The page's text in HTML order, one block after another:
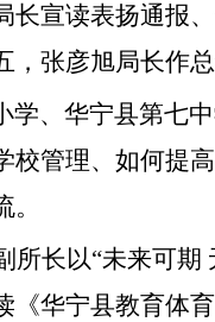
长宣读表扬通报
张彦旭局长作总
、华宁县第七
管理、如何提
所长以“未来可期
《华宁县教育体